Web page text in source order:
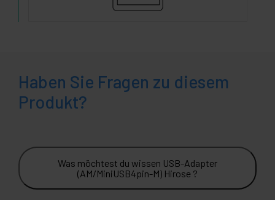
Haben Sie Fragen zu diesem
Produkt?
Was möchtest du wissen USB-Adapter
(AM/MiniUSB4pin-M) Hirose ?